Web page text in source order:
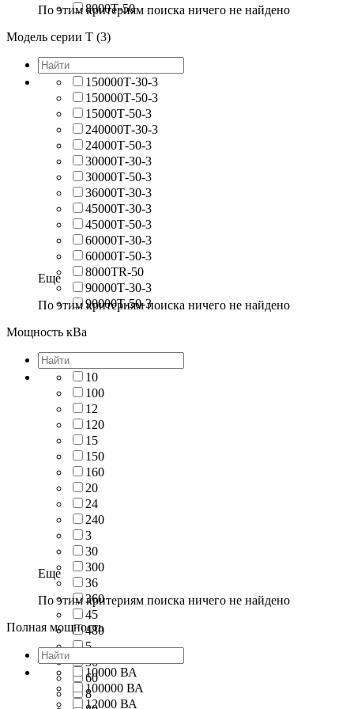
8000Т-50
По этим критериям поиска ничего не найдено
Модель серии Т (3)
150000Т-30-3
150000Т-50-3
15000Т-50-3
240000Т-30-3
24000Т-50-3
30000Т-30-3
30000Т-50-3
36000Т-30-3
45000Т-30-3
45000Т-50-3
60000Т-30-3
60000Т-50-3
8000TR-50
90000Т-30-3
90000Т-50-3
Еще
По этим критериям поиска ничего не найдено
Мощность кВа
10
100
12
120
15
150
160
20
24
240
3
30
300
36
360
45
480
5
50
60
8
Еще
По этим критериям поиска ничего не найдено
Полная мощность
10000 ВА
100000 ВА
12000 ВА